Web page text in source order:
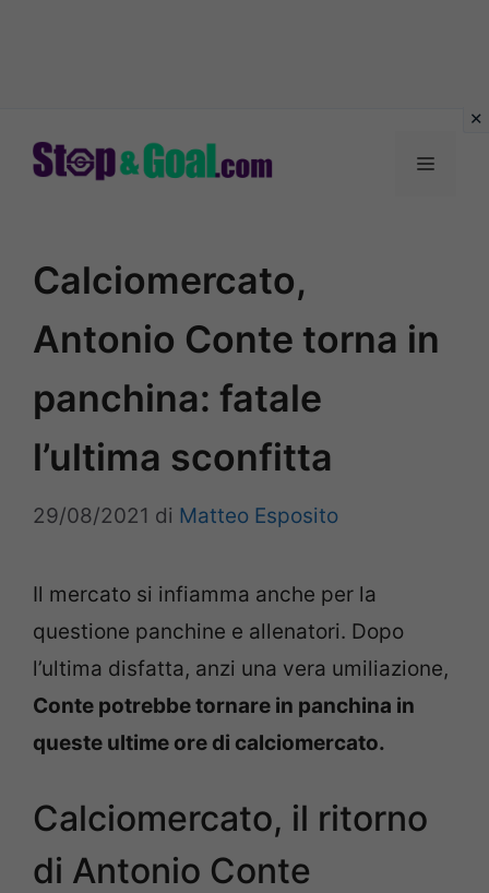
Menu
Calciomercato,
Antonio Conte torna in
panchina: fatale
l’ultima sconfitta
29/08/2021 di Matteo Esposito
Il mercato si infiamma anche per la
questione panchine e allenatori. Dopo
l’ultima disfatta, anzi una vera umiliazione,
Conte potrebbe tornare in panchina in
queste ultime ore di calciomercato.
Calciomercato, il ritorno
di Antonio Conte